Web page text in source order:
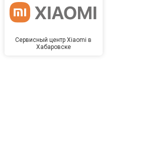
Сервисный центр Xiaomi в
Хабаровске